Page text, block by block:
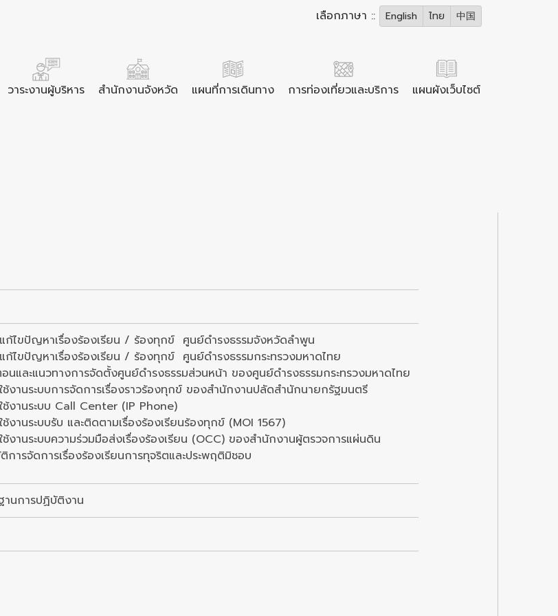
เลือกภาษา :: English ไทย 中国
วาระงานผู้บริหาร สำนักงานจังหวัด แผนที่การเดินทาง การท่องเที่ยวและบริการ แผนผังเว็บไซต์
ก้ไขปัญหาเรื่องร้องเรียน / ร้องทุกข์ ศูนย์ดำรงธรรมจังหวัดลำพูน
ก้ไขปัญหาเรื่องร้องเรียน / ร้องทุกข์ ศูนย์ดำรงธรรมกระทรวงมหาดไทย
นและแนวทางการจัดตั้งศูนย์ดำรงธรรมส่วนหน้า ของศูนย์ดำรงธรรมกระทรวงมหาดไทย
ช้งานระบบการจัดการเรื่องราวร้องทุกข์ ของสำนักงานปลัดสำนักนายกรัฐมนตรี
ช้งานระบบ Call Center (IP Phone)
ช้งานระบบรับ และติดตามเรื่องร้องเรียนร้องทุกข์ (MOI 1567)
ช้งานระบบความร่วมมือส่งเรื่องร้องเรียน (OCC) ของสำนักงานผู้ตรวจการแผ่นดิน
การจัดการเรื่องร้องเรียนการทุจริตและประพฤติมิชอบ
านการปฏิบัติงาน